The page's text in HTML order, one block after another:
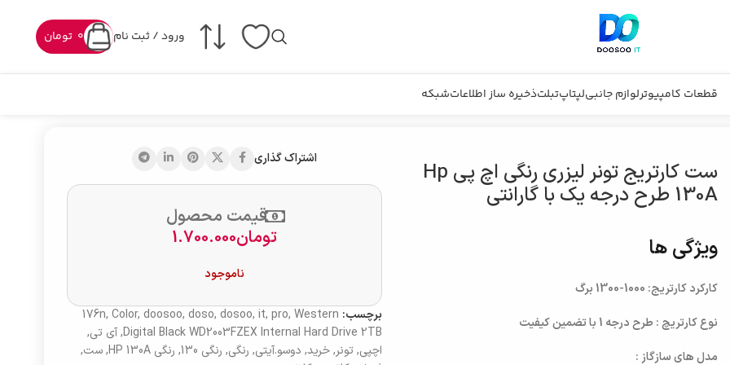
ورود / ثبت نام تومان 0
قطعات کامپیوترلوازم جانبیلپتاپتبلتذخیره ساز اطلاعاتشبکه
ست کارتریج تونر لیزری رنگی اچ پی Hp
130A طرح درجه یک با گارانتی
ویژگی ها
کارکرد کارتریج: 1000-1300 برگ
نوع کارتریچ : طرح درجه 1 با تضمین کیفیت
مدل های سازگاز :
اشتراک گذاری
قیمت محصول
تومان1.700.000
ناموجود
برچسب: 176n, Color, doosoo, doso, dosoo, it, pro, Western
Digital Black WD2003FZEX Internal Hard Drive 2TB
, آی تی,
اچپی, تونر, خرید, دوسو.آیتی, رنگی, رنگی 130 , رنگی HP 130A , ست,